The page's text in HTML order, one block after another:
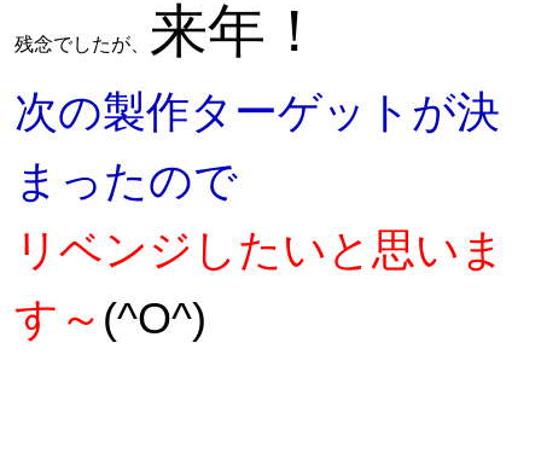
残念でしたが、 来年！
次の製作ターゲットが決
まったので
リベンジしたいと思いま
す～ (^O^)